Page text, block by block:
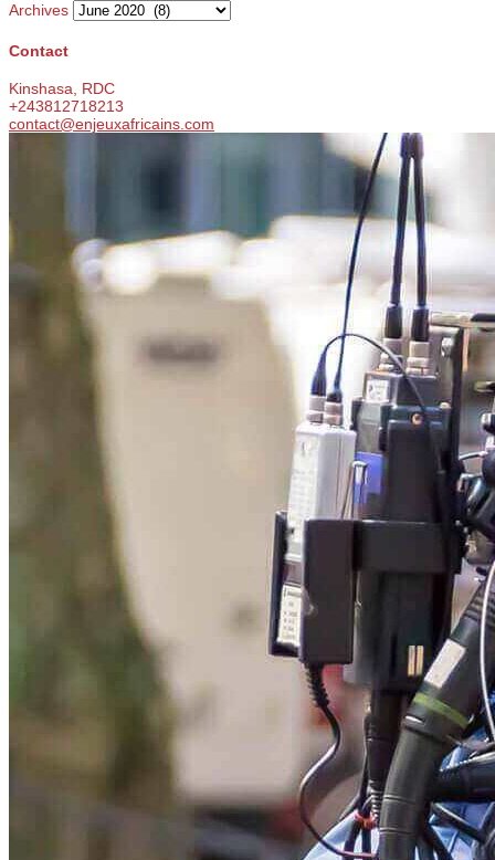
Archives
Contact
Kinshasa, RDC
+243812718213
contact@enjeuxafricains.com